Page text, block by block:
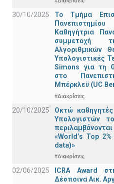
30/10/2025
Το Τμήμα
Καθηγήτρια
συμμετοχή
Αλγοριθμικών
Υπολογιστικές
Simons για τη
στο
Μπέρκλεϋ (UC
#Διακρίσεις
20/10/2025
Οκτώ
Υπολογιστών
«World’s Top
data)»
#Διακρίσεις
02/06/2025
ICRA Award
Δέσποινα Αικ.